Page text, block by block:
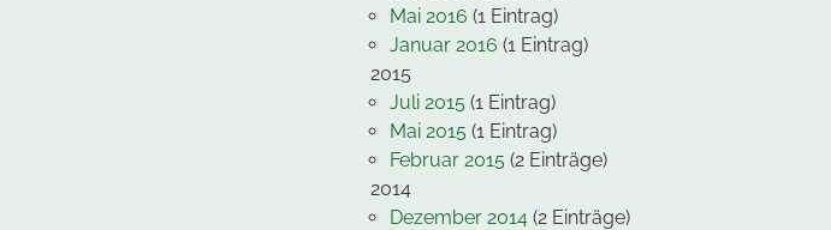
Mai 2016 (1 Eintrag)
Januar 2016 (1 Eintrag)
2015
Juli 2015 (1 Eintrag)
Mai 2015 (1 Eintrag)
Februar 2015 (2 Einträge)
2014
Dezember 2014 (2 Einträge)